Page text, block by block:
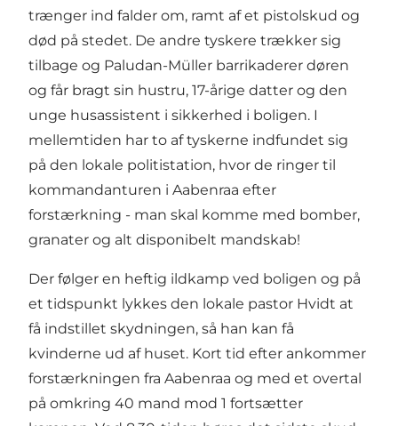
trænger ind falder om, ramt af et pistolskud og
død på stedet. De andre tyskere trækker sig
tilbage og Paludan-Müller barrikaderer døren
og får bragt sin hustru, 17-årige datter og den
unge husassistent i sikkerhed i boligen. I
mellemtiden har to af tyskerne indfundet sig
på den lokale politistation, hvor de ringer til
kommandanturen i Aabenraa efter
forstærkning - man skal komme med bomber,
granater og alt disponibelt mandskab!
Der følger en heftig ildkamp ved boligen og på
et tidspunkt lykkes den lokale pastor Hvidt at
få indstillet skydningen, så han kan få
kvinderne ud af huset. Kort tid efter ankommer
forstærkningen fra Aabenraa og med et overtal
på omkring 40 mand mod 1 fortsætter